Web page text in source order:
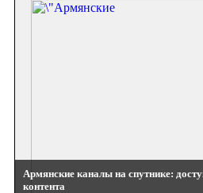
Армянские каналы на спутнике:
контента